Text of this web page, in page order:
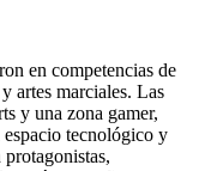
en competencias de
artes marciales. Las
y una zona gamer,
espacio tecnológico y